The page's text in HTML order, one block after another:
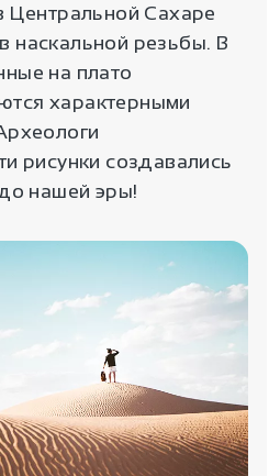
Центральной Сахаре
наскальной резьбы. В
на плато
характерными
рисунки создавались
нашей эры!